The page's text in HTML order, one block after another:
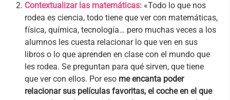
Contextualizar las matemáticas: «Todo lo que nos
rodea es ciencia, todo tiene que ver con matemáticas,
física, química, tecnología… pero muchas veces a los
alumnos les cuesta relacionar lo que ven en sus
libros o lo que aprenden en clase con el mundo que
les rodea. Se preguntan para qué sirven, que tiene
que ver con ellos. Por eso me encanta poder
relacionar sus películas favoritas, el coche en el que